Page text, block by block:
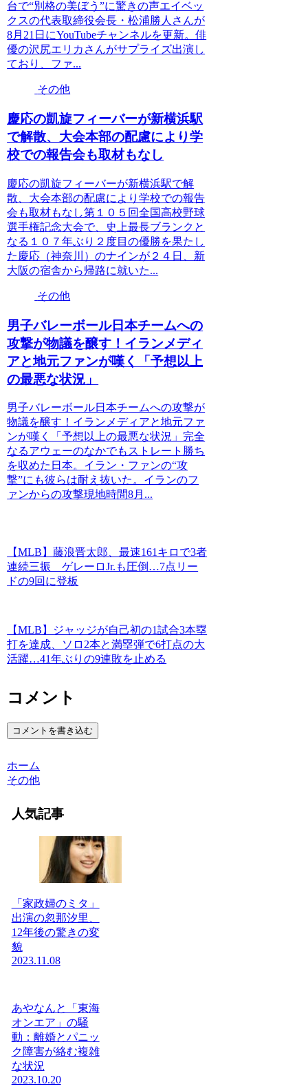
台で“別格の美ぼう”に驚きの声エイベッ
クスの代表取締役会長・松浦勝人さんが
8月21日にYouTubeチャンネルを更新。俳
優の沢尻エリカさんがサプライズ出演し
ており、ファ...
その他
慶応の凱旋フィーバーが新横浜駅
で解散、大会本部の配慮により学
校での報告会も取材もなし
慶応の凱旋フィーバーが新横浜駅で解
散、大会本部の配慮により学校での報告
会も取材もなし第１０５回全国高校野球
選手権記念大会で、史上最長ブランクと
なる１０７年ぶり２度目の優勝を果たし
た慶応（神奈川）のナインが２４日、新
大阪の宿舎から帰路に就いた...
その他
男子バレーボール日本チームへの
攻撃が物議を醸す！イランメディ
アと地元ファンが嘆く「予想以上
の最悪な状況」
男子バレーボール日本チームへの攻撃が
物議を醸す！イランメディアと地元ファ
ンが嘆く「予想以上の最悪な状況」完全
なるアウェーのなかでもストレート勝ち
を収めた日本。イラン・ファンの“攻
撃”にも彼らは耐え抜いた。イランのフ
ァンからの攻撃現地時間8月...
【MLB】藤浪晋太郎、最速161キロで3者
連続三振 ゲレーロJr.も圧倒…7点リー
ドの9回に登板
【MLB】ジャッジが自己初の1試合3本塁
打を達成、ソロ2本と満塁弾で6打点の大
活躍…41年ぶりの9連敗を止める
コメント
コメントを書き込む
ホーム
その他
人気記事
「家政婦のミタ」
出演の忽那汐里、
12年後の驚きの変
貌
2023.11.08
あやなんと「東海
オンエア」の騒
動：離婚とパニッ
ク障害が絡む複雑
な状況
2023.10.20